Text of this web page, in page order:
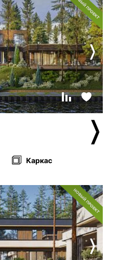
Каркас